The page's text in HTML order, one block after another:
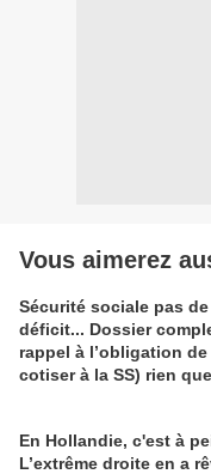
Vous aimerez
Sécurité sociale pas
déficit... Dossier
rappel à l’obligation
cotiser à la SS) rien
En Hollandie, c'est à
L’extrême droite en a